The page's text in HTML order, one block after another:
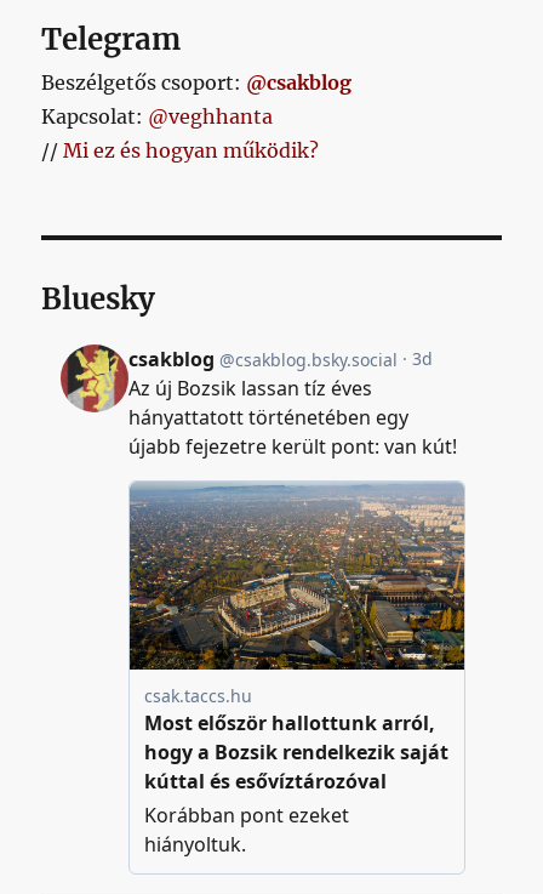
Telegram
Beszélgetős csoport: @csakblog
Kapcsolat: @veghhanta
//Mi ez és hogyan működik?
Bluesky